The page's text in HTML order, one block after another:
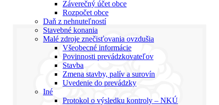
Záverečný účet obce
Rozpočet obce
Daň z nehnuteľností
Stavebné konania
Malé zdroje znečisťovania ovzdušia
Všeobecné informácie
Povinnosti prevádzkovateľov
Stavba
Zmena stavby, palív a surovín
Uvedenie do prevádzky
Iné
Protokol o výsledku kontroly – NKÚ